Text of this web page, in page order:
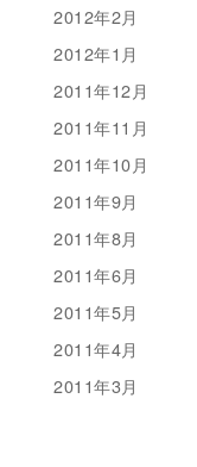
2012年2月
2012年1月
2011年12月
2011年11月
2011年10月
2011年9月
2011年8月
2011年6月
2011年5月
2011年4月
2011年3月